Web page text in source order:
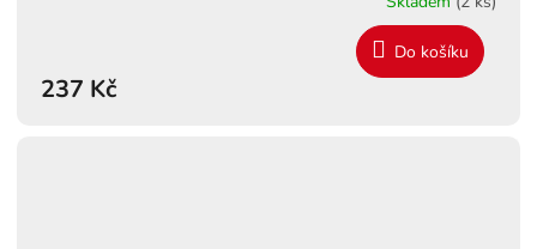
237 Kč
Do košíku